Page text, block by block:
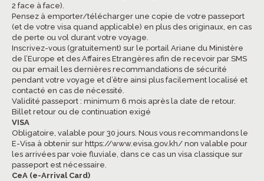
2 face à face).
Pensez à emporter/télécharger une copie de votre passeport
(et de votre visa quand applicable) en plus des originaux, en cas
de perte ou vol durant votre voyage.
Inscrivez-vous (gratuitement) sur le portail Ariane du Ministère
de l’Europe et des Affaires Etrangères afin de recevoir par SMS
ou par email les dernières recommandations de sécurité
pendant votre voyage et d’être ainsi plus facilement localisé et
contacté en cas de nécessité.
Validité passeport : minimum 6 mois après la date de retour.
Billet retour ou de continuation exigé
VISA
Obligatoire, valable pour 30 jours. Nous vous recommandons le
E-Visa à obtenir sur https://www.evisa.gov.kh/ non valable pour
les arrivées par voie fluviale, dans ce cas un visa classique sur
passeport est nécessaire.
CeA (e-Arrival Card)